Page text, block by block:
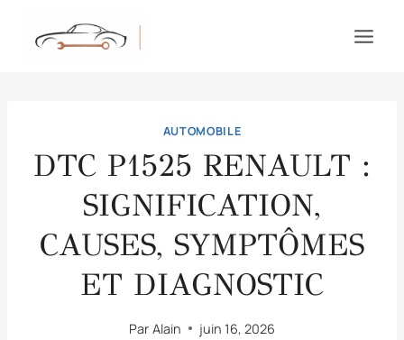
AUTOMOBILE
DTC P1525 RENAULT :
SIGNIFICATION,
CAUSES, SYMPTÔMES
ET DIAGNOSTIC
Par Alain juin 16, 2026